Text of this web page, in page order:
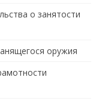
о занятости
оружия